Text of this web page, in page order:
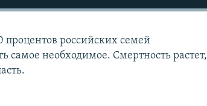
процентов российских семей
самое необходимое. Смертность растет,